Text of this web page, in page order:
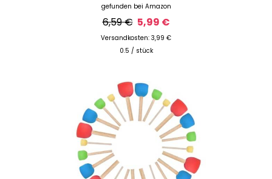
gefunden bei Amazon
6,59 € 5,99 €
Versandkosten: 3,99 €
0.5 / stück